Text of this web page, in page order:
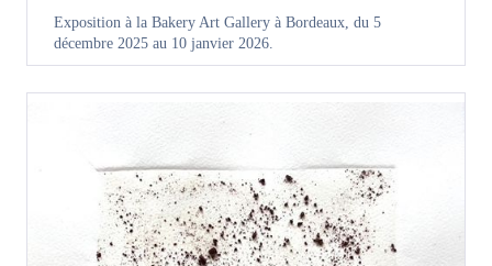
Exposition à la Bakery Art Gallery à Bordeaux, du 5
décembre 2025 au 10 janvier 2026.